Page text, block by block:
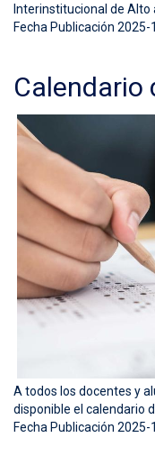
Interinstitucional de Alto
Fecha Publicación
Calendario
A todos los docentes y
disponible el calendario
Fecha Publicación 2025-